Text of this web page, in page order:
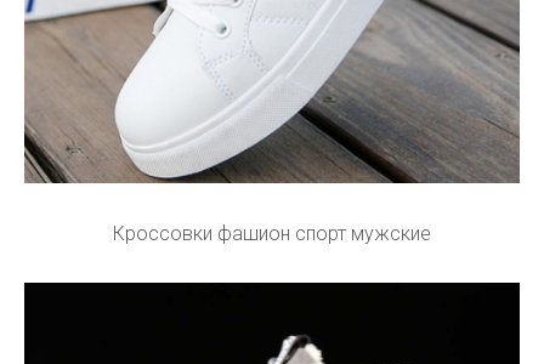
Кроссовки фашион спорт мужские